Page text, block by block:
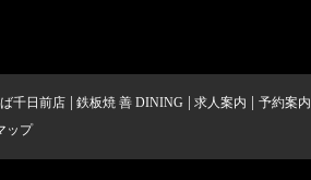
千日前店 鉄板焼 善 DINING 求人案内 予約案内
ップ